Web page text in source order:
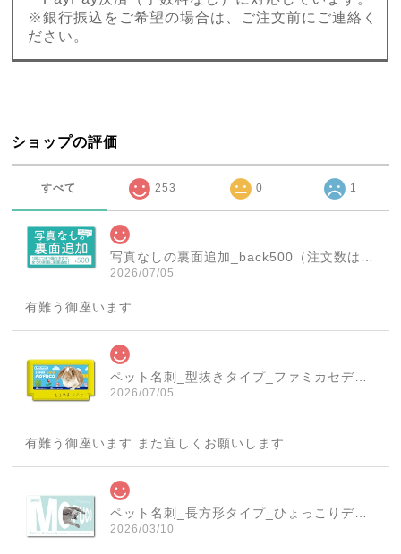
※銀行振込をご希望の場合は、ご注文前にご連絡く
ださい。
ショップの評価
すべて 253 0 1
2026/07/05
有難う御座います
2026/07/05
有難う御座います また宜しくお願いします
2026/03/10